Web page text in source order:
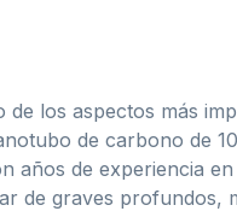
de los aspectos más
de carbono de
años de experiencia
de graves profundos,